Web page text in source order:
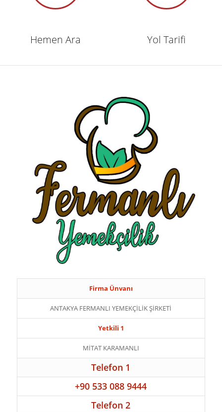
Hemen Ara Yol Tarifi
Firma Ünvanı
ANTAKYA FERMANLI YEMEKÇİLİK ŞİRKETİ
Yetkili 1
MİTAT KARAMANLI
Telefon 1
+90 533 088 9444
Telefon 2